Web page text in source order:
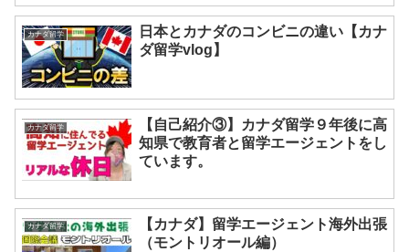
カナダ留学
日本とカナダのコンビニの違い【カナ
ダ留学vlog】
カナダ留学
【自己紹介③】カナダ留学９年後に高
知県で教育者と留学エージェントをし
ています。
カナダ留学
【カナダ】留学エージェント海外出張
（モントリオール編）